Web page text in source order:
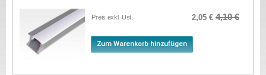
Preis exkl. Ust. 2,05 € 4,10 €
Zum Warenkorb hinzufügen